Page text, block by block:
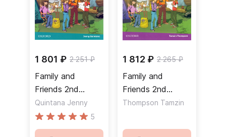
1 801 ₽ 2 251 ₽
Family and
Friends 2nd
Edition 6 Class
Book Учебник
Quintana Jenny
5
1 812 ₽ 2 265 ₽
Family and
Friends 2nd
Edition 5 Class
Thompson Tamzin